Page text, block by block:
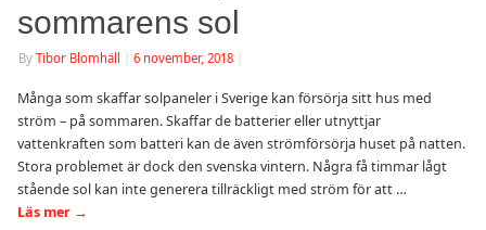
sommarens sol
By Tibor Blomhäll 6 november, 2018
Många som skaffar solpaneler i Sverige kan försörja sitt hus med
ström – på sommaren. Skaffar de batterier eller utnyttjar
vattenkraften som batteri kan de även strömförsörja huset på natten.
Stora problemet är dock den svenska vintern. Några få timmar lågt
stående sol kan inte generera tillräckligt med ström för att …
Läs mer →